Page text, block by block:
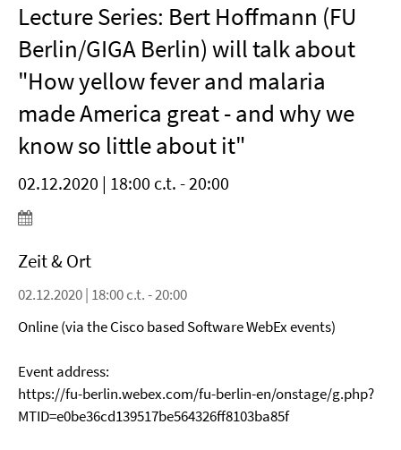
Lecture Series: Bert Hoffmann (FU
Berlin/GIGA Berlin) will talk about
"How yellow fever and malaria
made America great - and why we
know so little about it"
02.12.2020 | 18:00 c.t. - 20:00
Zeit & Ort
02.12.2020 | 18:00 c.t. - 20:00
Online (via the Cisco based Software WebEx events)
Event address:
https://fu-berlin.webex.com/fu-berlin-en/onstage/g.php?
MTID=e0be36cd139517be564326ff8103ba85f